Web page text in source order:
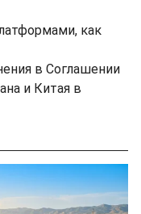
как
в Соглашении
и Китая в